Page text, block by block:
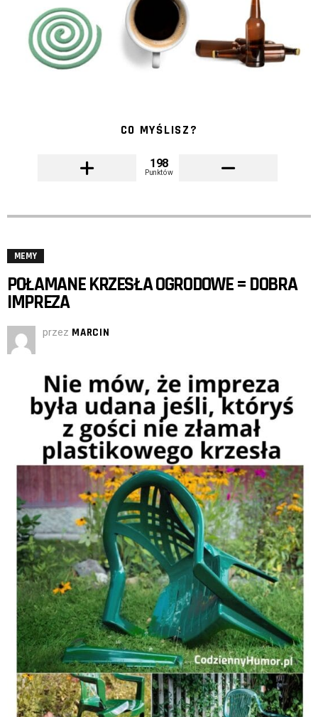
CO MYŚLISZ?
198
Punktów
MEMY
POŁAMANE KRZESŁA OGRODOWE = DOBRA
IMPREZA
przez MARCIN